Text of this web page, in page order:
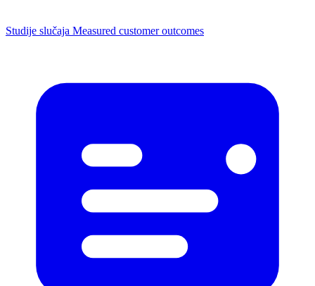
Studije slučaja Measured customer outcomes